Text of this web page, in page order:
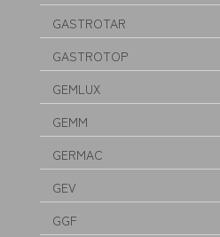
GASTROTAR
GASTROTOP
GEMLUX
GEMM
GERMAC
GEV
GGF